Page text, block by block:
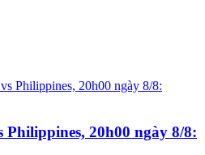
20h00 ngày 8/8: